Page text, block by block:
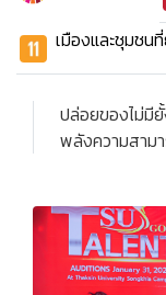
เมืองและชุมชน
ปล่อยของไม่มี
พลังความสา